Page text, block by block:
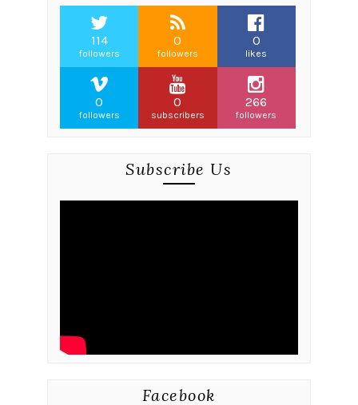
114
followers
0
followers
0
likes
0
followers
0
subscribers
266
followers
Subscribe Us
Facebook